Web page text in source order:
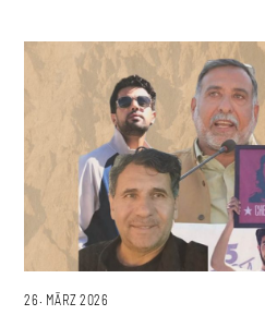
26. MÄRZ 2026